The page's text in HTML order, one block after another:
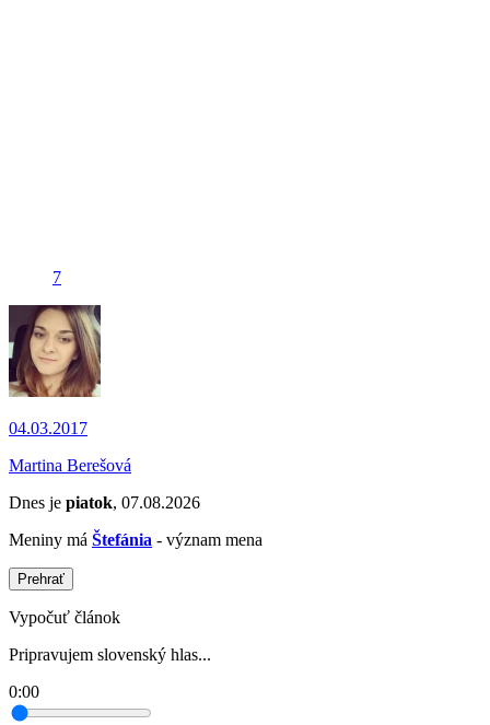
7
04.03.2017
Martina Berešová
Dnes je piatok, 07.08.2026
Meniny má Štefánia - význam mena
Prehrať
Vypočuť článok
Pripravujem slovenský hlas...
0:00